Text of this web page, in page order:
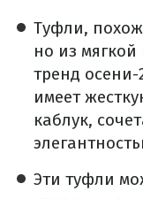
Туфли,
но из
тренд осени-
имеет
каблук,
Эти туфли